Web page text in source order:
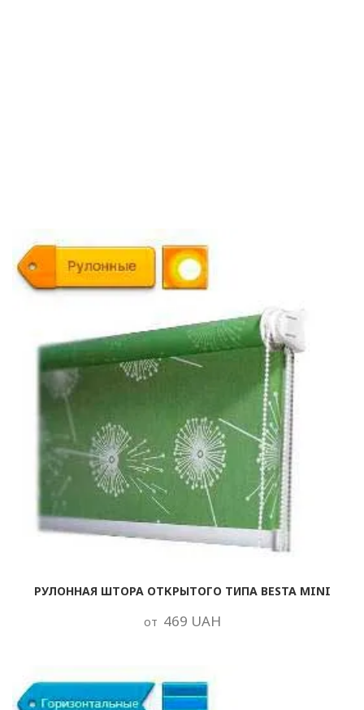
РУЛОННАЯ ШТОРА ОТКРЫТОГО ТИПА BESTA MINI
от 469 UAH